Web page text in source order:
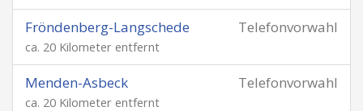
Telefonvorwahl
Fröndenberg-Langschede
ca. 20 Kilometer entfernt
Telefonvorwahl
Menden-Asbeck
ca. 20 Kilometer entfernt